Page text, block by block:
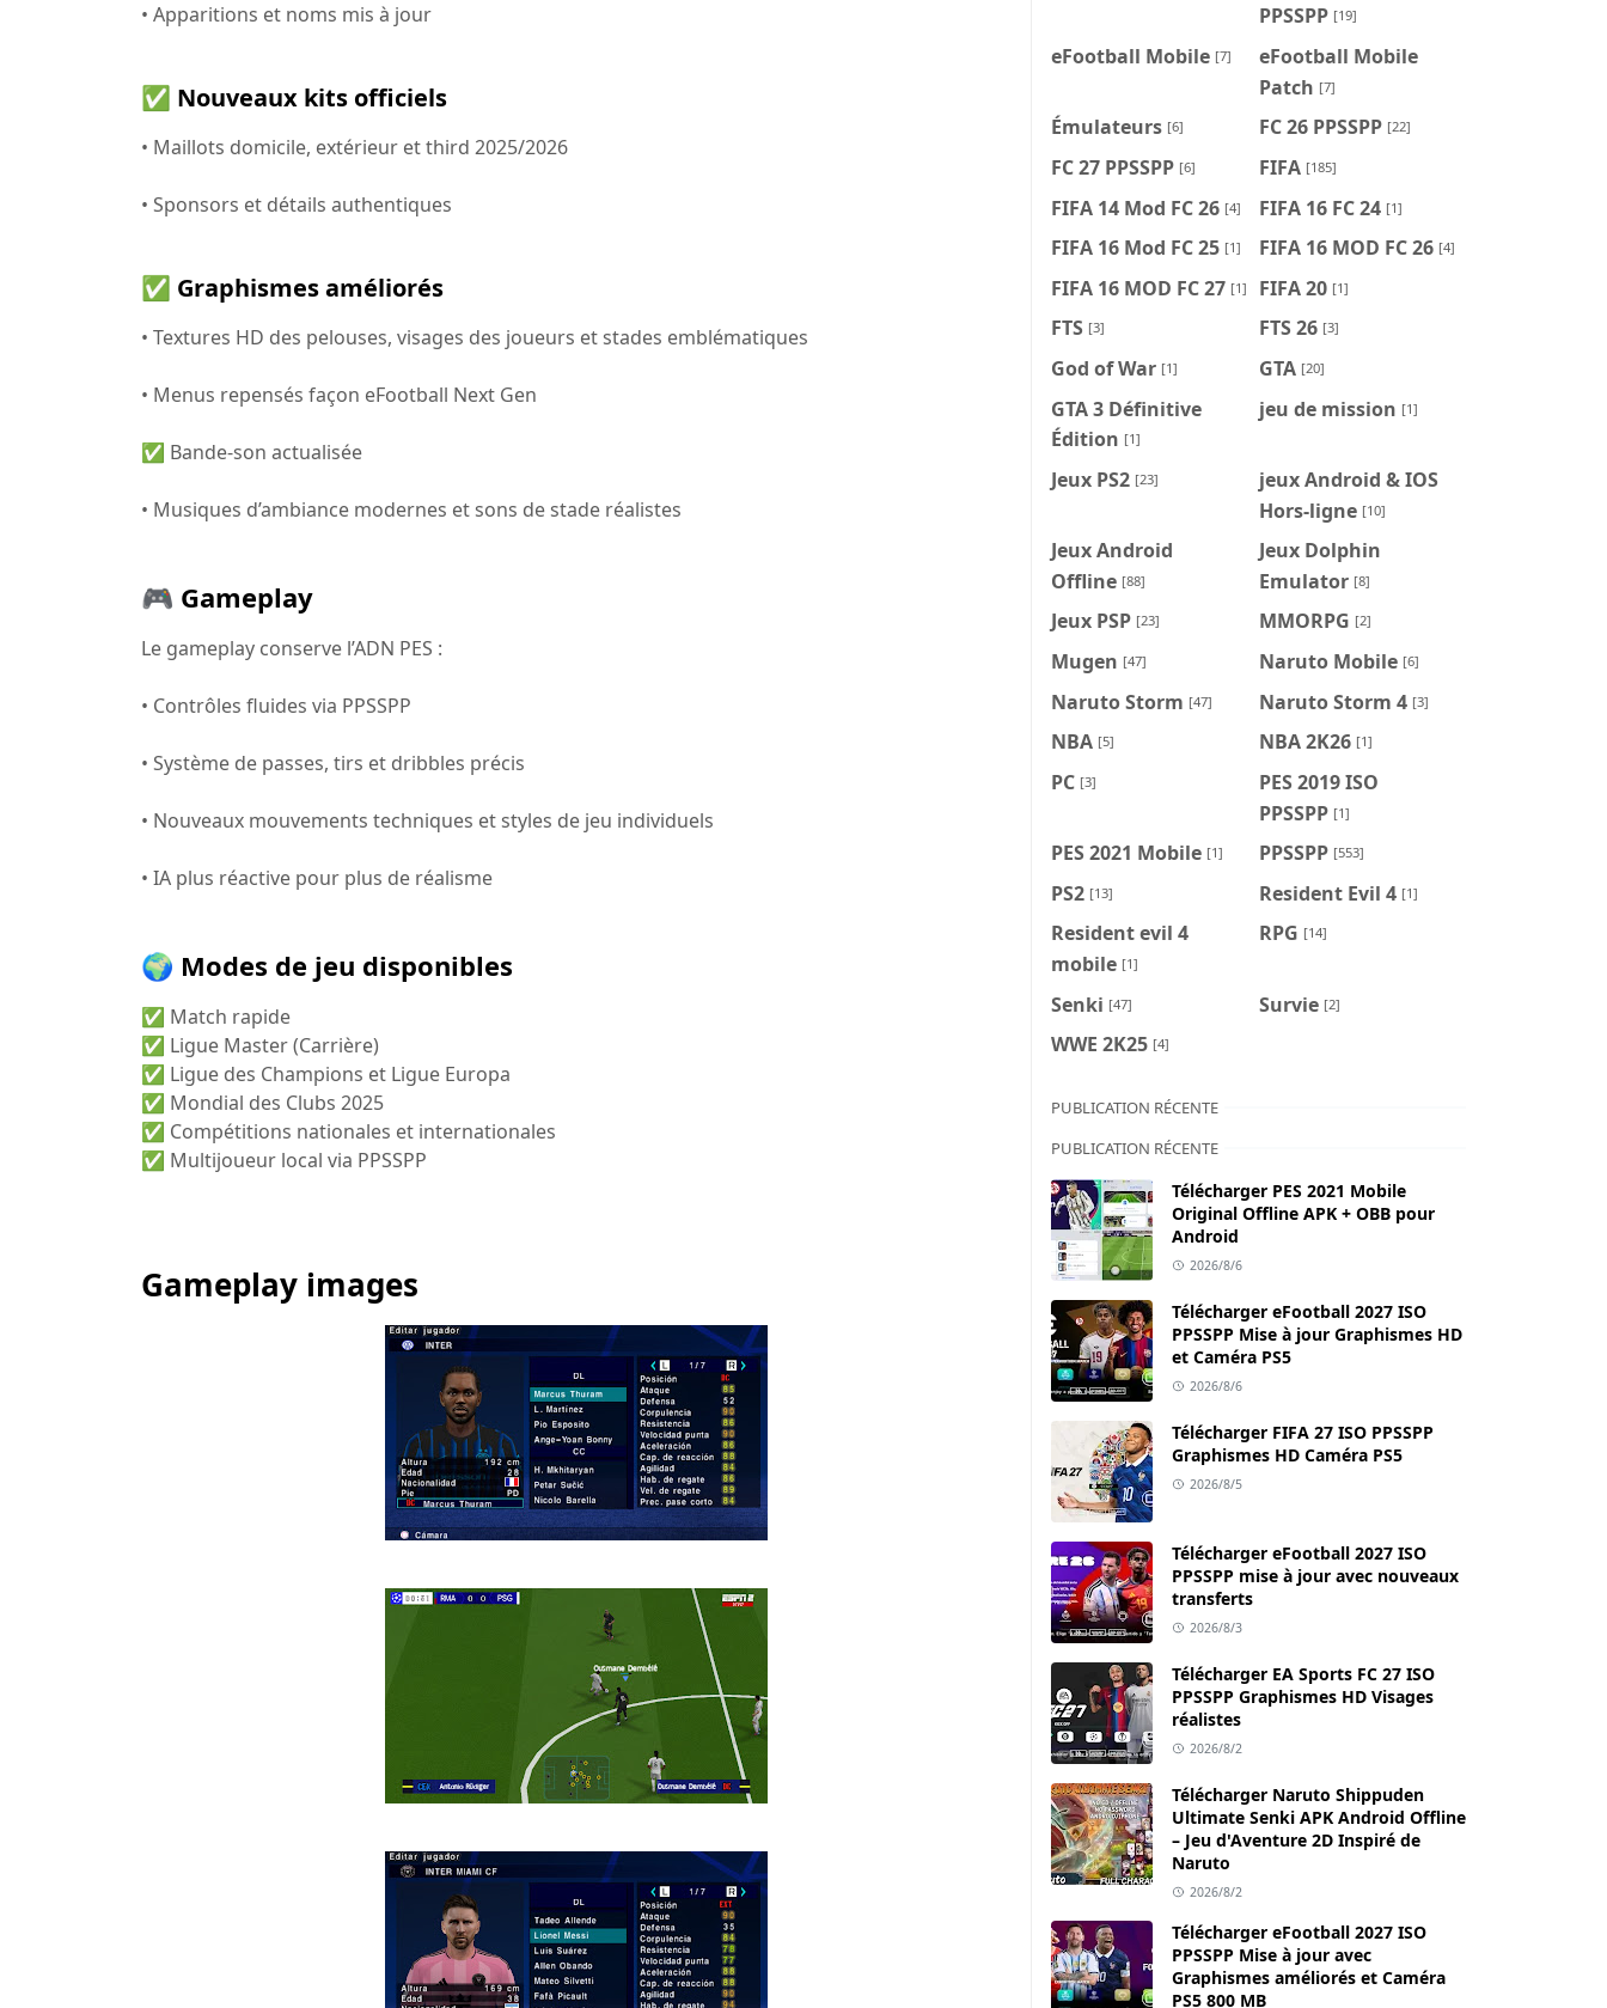
• Apparitions et noms mis à jour
✅ Nouveaux kits officiels
• Maillots domicile, extérieur et third 2025/2026
• Sponsors et détails authentiques
✅ Graphismes améliorés
• Textures HD des pelouses, visages des joueurs et stades emblématiques
• Menus repensés façon eFootball Next Gen
✅ Bande-son actualisée
• Musiques d’ambiance modernes et sons de stade réalistes
🎮 Gameplay
Le gameplay conserve l’ADN PES :
• Contrôles fluides via PPSSPP
• Système de passes, tirs et dribbles précis
• Nouveaux mouvements techniques et styles de jeu individuels
• IA plus réactive pour plus de réalisme
🌍 Modes de jeu disponibles
✅ Match rapide
✅ Ligue Master (Carrière)
✅ Ligue des Champions et Ligue Europa
✅ Mondial des Clubs 2025
✅ Compétitions nationales et internationales
✅ Multijoueur local via PPSSPP
Gameplay images
PPSSPP [19]
eFootball Mobile [7]
eFootball Mobile
Patch [7]
Émulateurs [6] FC 26 PPSSPP [22]
FC 27 PPSSPP [6] FIFA [185]
FIFA 14 Mod FC 26 [4] FIFA 16 FC 24 [1]
FIFA 16 Mod FC 25 [1] FIFA 16 MOD FC 26 [4]
FIFA 16 MOD FC 27 [1] FIFA 20 [1]
FTS [3] FTS 26 [3]
God of War [1] GTA [20]
GTA 3 Définitive
Édition [1]
jeu de mission [1]
Jeux PS2 [23]
jeux Android & IOS
Hors-ligne [10]
Jeux Android
Offline [88]
Jeux Dolphin
Emulator [8]
Jeux PSP [23] MMORPG [2]
Mugen [47] Naruto Mobile [6]
Naruto Storm [47] Naruto Storm 4 [3]
NBA [5] NBA 2K26 [1]
PC [3]
PES 2019 ISO
PPSSPP [1]
PES 2021 Mobile [1] PPSSPP [553]
PS2 [13] Resident Evil 4 [1]
Resident evil 4
mobile [1]
RPG [14]
Senki [47] Survie [2]
WWE 2K25 [4]
PUBLICATION RÉCENTE
PUBLICATION RÉCENTE
Télécharger PES 2021 Mobile
Original Offline APK + OBB pour
Android
2026/8/6
Télécharger eFootball 2027 ISO
PPSSPP Mise à jour Graphismes HD
et Caméra PS5
2026/8/6
Télécharger FIFA 27 ISO PPSSPP
Graphismes HD Caméra PS5
2026/8/5
Télécharger eFootball 2027 ISO
PPSSPP mise à jour avec nouveaux
transferts
2026/8/3
Télécharger EA Sports FC 27 ISO
PPSSPP Graphismes HD Visages
réalistes
2026/8/2
Télécharger Naruto Shippuden
Ultimate Senki APK Android Offline
– Jeu d'Aventure 2D Inspiré de
Naruto
2026/8/2
Télécharger eFootball 2027 ISO
PPSSPP Mise à jour avec
Graphismes améliorés et Caméra
PS5 800 MB